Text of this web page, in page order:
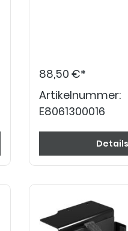
88,50 €*
Artikelnummer:
E8061300016
Details